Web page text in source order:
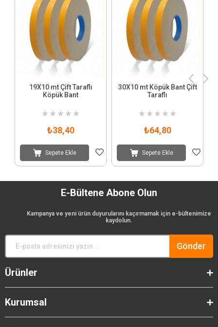
19X10 mt Çift Taraflı
Köpük Bant
★ ★ ★ ★ ★
₺38,40
Sepete Ekle
30X10 mt Köpük Bant Çift
Taraflı
★ ★ ★ ★ ★
₺64,80
Sepete Ekle
E-Bültene Abone Olun
Kampanya ve yeni ürün duyurularını kaçırmamak için e-bültenimize
kaydolun.
Gönder
Ürünler
Kurumsal